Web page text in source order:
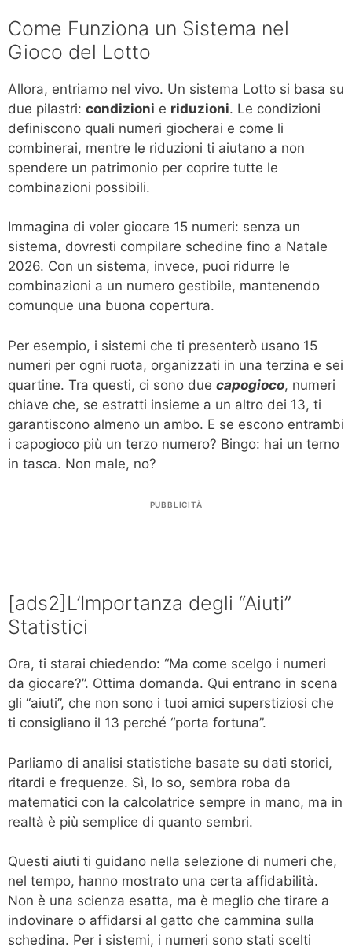
Come Funziona un Sistema nel
Gioco del Lotto
Allora, entriamo nel vivo. Un sistema Lotto si basa su
due pilastri: condizioni e riduzioni. Le condizioni
definiscono quali numeri giocherai e come li
combinerai, mentre le riduzioni ti aiutano a non
spendere un patrimonio per coprire tutte le
combinazioni possibili.
Immagina di voler giocare 15 numeri: senza un
sistema, dovresti compilare schedine fino a Natale
2026. Con un sistema, invece, puoi ridurre le
combinazioni a un numero gestibile, mantenendo
comunque una buona copertura.
Per esempio, i sistemi che ti presenterò usano 15
numeri per ogni ruota, organizzati in una terzina e sei
quartine. Tra questi, ci sono due capogioco, numeri
chiave che, se estratti insieme a un altro dei 13, ti
garantiscono almeno un ambo. E se escono entrambi
i capogioco più un terzo numero? Bingo: hai un terno
in tasca. Non male, no?
PUBBLICITÀ
[ads2]L’Importanza degli “Aiuti”
Statistici
Ora, ti starai chiedendo: “Ma come scelgo i numeri
da giocare?”. Ottima domanda. Qui entrano in scena
gli “aiuti”, che non sono i tuoi amici superstiziosi che
ti consigliano il 13 perché “porta fortuna”.
Parliamo di analisi statistiche basate su dati storici,
ritardi e frequenze. Sì, lo so, sembra roba da
matematici con la calcolatrice sempre in mano, ma in
realtà è più semplice di quanto sembri.
Questi aiuti ti guidano nella selezione di numeri che,
nel tempo, hanno mostrato una certa affidabilità.
Non è una scienza esatta, ma è meglio che tirare a
indovinare o affidarsi al gatto che cammina sulla
schedina. Per i sistemi, i numeri sono stati scelti